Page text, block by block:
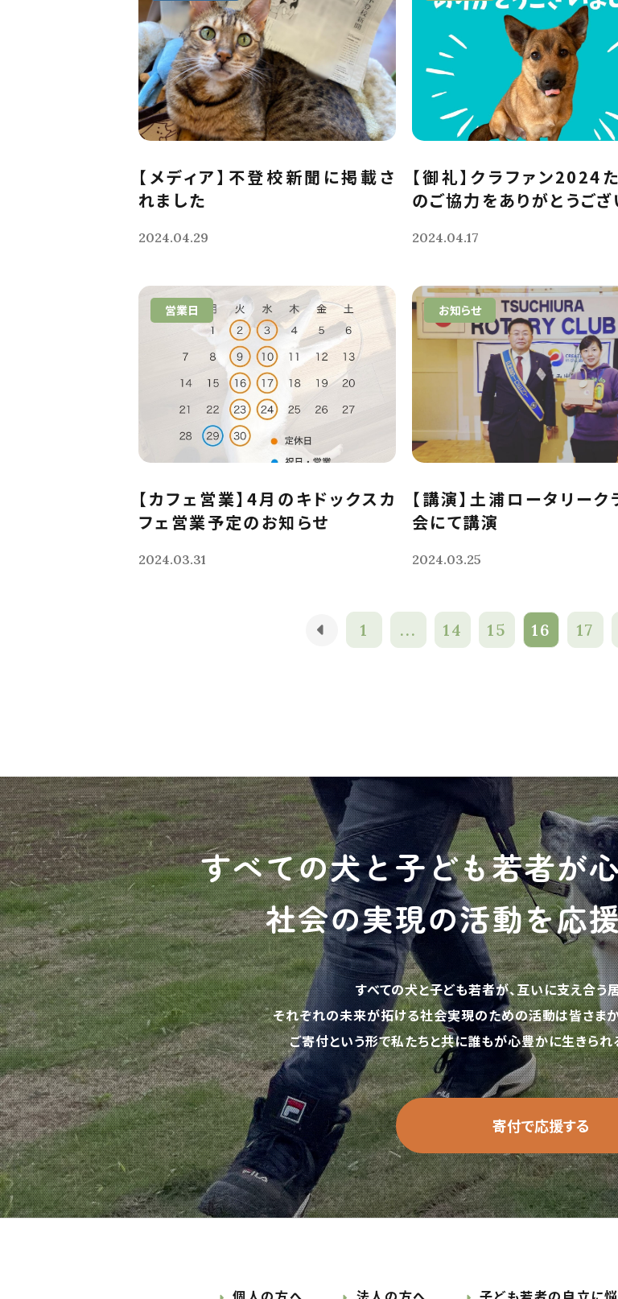
【メディア】不登校新聞に掲載さ
れました
2024.04.29
【御礼】クラファン2024
のご協力をありがとうご
2024.04.17
営業日
【カフェ営業】4月のキドックスカ
フェ営業予定のお知らせ
2024.03.31
お知らせ
【講演】土浦ロータリー
会にて講演
2024.03.25
1 ... 14 15 16 17
すべての犬と子ども若者が
社会の実現の活動を応
すべての犬と子ども若者が、互いに支え合う
それぞれの未来が拓ける社会実現のための活動は皆さま
ご寄付という形で私たちと共に誰もが心豊かに生きられ
寄付で応援する